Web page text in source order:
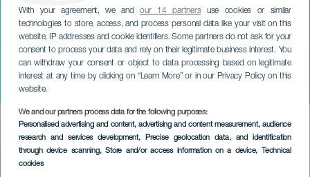
With your agreement, we andour 14 partnersuse cookies or similar
technologies to store, access, and process personal data like your visit on this
website, IP addresses and cookie identifiers. Some partners do not ask for your
consent to process your data and rely on their legitimate business interest. You
can withdraw your consent or object to data processing based on legitimate
interest at any time by clicking on “Learn More” or in our Privacy Policy on this
website.
We and our partners process data for the following purposes:
Personalised advertising and content, advertising and content measurement, audience
research and services development, Precise geolocation data, and identification
through device scanning, Store and/or access information on a device, Technical
cookies
Kézzel
TENERIFE
Imagen
Listado